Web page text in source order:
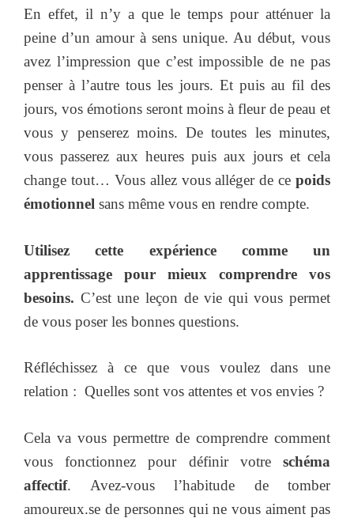
En effet, il n’y a que le temps pour atténuer la
peine d’un amour à sens unique. Au début, vous
avez l’impression que c’est impossible de ne pas
penser à l’autre tous les jours. Et puis au fil des
jours, vos émotions seront moins à fleur de peau et
vous y penserez moins. De toutes les minutes,
vous passerez aux heures puis aux jours et cela
change tout… Vous allez vous alléger de ce poids
émotionnel sans même vous en rendre compte.
Utilisez cette expérience comme un
apprentissage pour mieux comprendre vos
besoins. C’est une leçon de vie qui vous permet
de vous poser les bonnes questions.
Réfléchissez à ce que vous voulez dans une
relation : Quelles sont vos attentes et vos envies ?
Cela va vous permettre de comprendre comment
vous fonctionnez pour définir votre schéma
affectif. Avez-vous l’habitude de tomber
amoureux.se de personnes qui ne vous aiment pas